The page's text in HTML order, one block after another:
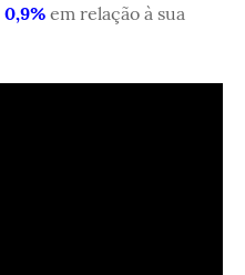
0,9% em relação à sua